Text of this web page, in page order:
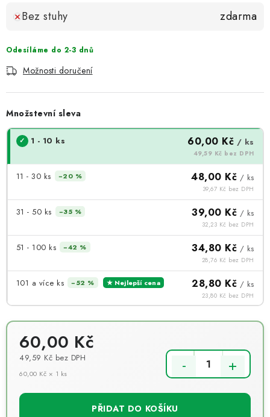
Bez stuhy zdarma
Odesíláme do 2-3 dnů
Možnosti doručení
Množstevní sleva
1 - 10 ks 60,00 Kč / ks
49,59 Kč bez DPH
11 - 30 ks −20 % 48,00 Kč / ks
39,67 Kč bez DPH
31 - 50 ks −35 % 39,00 Kč / ks
32,23 Kč bez DPH
51 - 100 ks −42 % 34,80 Kč / ks
28,76 Kč bez DPH
101 a více ks −52 % ★ Nejlepší cena 28,80 Kč / ks
23,80 Kč bez DPH
60,00 Kč
49,59 Kč bez DPH
60,00 Kč × 1 ks
PŘIDAT DO KOŠÍKU